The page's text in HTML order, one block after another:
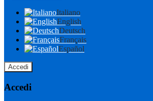
Italiano
English
Deutsch
Français
Español
Accedi
Accedi